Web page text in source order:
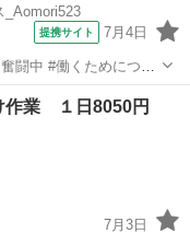
_Aomori523
提携サイト 7月4日
どんなお仕事？？ な
作業 １日8050円
7月3日